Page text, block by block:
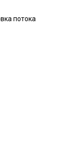
потока